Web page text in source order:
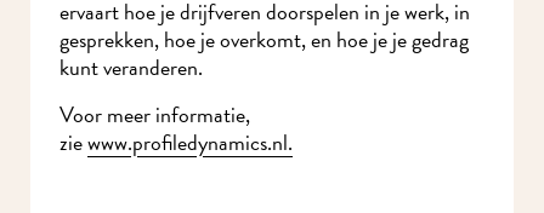
gesprekken, hoe je overkomt, en hoe je je gedrag
kunt veranderen.
Voor meer informatie,
ziewww.profiledynamics.nl